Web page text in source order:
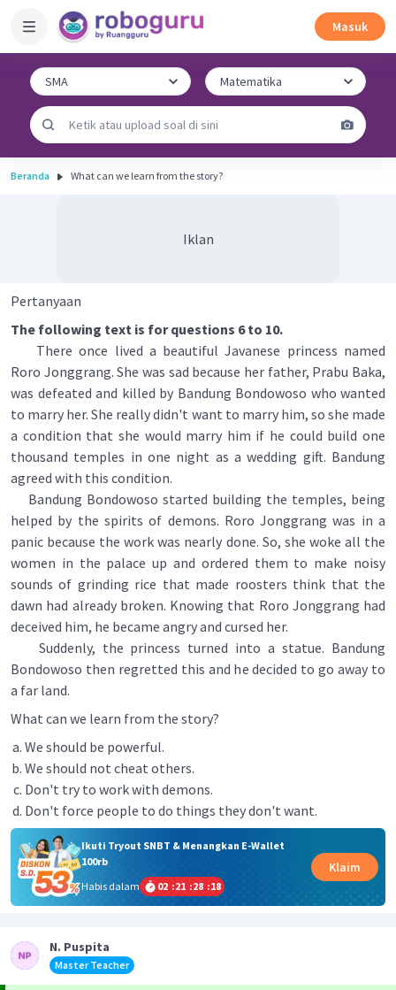
Masuk
Beranda What can we learn from the story?
Iklan
Pertanyaan
The following text is for questions 6 to 10.
There once lived a beautiful Javanese princess named
Roro Jonggrang. She was sad because her father, Prabu Baka,
was defeated and killed by Bandung Bondowoso who wanted
to marry her. She really didn't want to marry him, so she made
a condition that she would marry him if he could build one
thousand temples in one night as a wedding gift. Bandung
agreed with this condition.
Bandung Bondowoso started building the temples, being
helped by the spirits of demons. Roro Jonggrang was in a
panic because the work was nearly done. So, she woke all the
women in the palace up and ordered them to make noisy
sounds of grinding rice that made roosters think that the
dawn had already broken. Knowing that Roro Jonggrang had
deceived him, he became angry and cursed her.
Suddenly, the princess turned into a statue. Bandung
Bondowoso then regretted this and he decided to go away to
a far land.
What can we learn from the story?
We should be powerful.
We should not cheat others.
Don't try to work with demons.
Don't force people to do things they don't want.
Ikuti Tryout SNBT & Menangkan E-Wallet
100rb
Habis dalam
02 :21 :28 :18
Klaim
N. Puspita
Master Teacher